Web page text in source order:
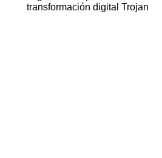
transformación digital Trojan